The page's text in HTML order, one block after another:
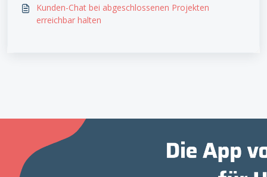
Kunden-Chat bei abgeschlossenen Projekten
erreichbar halten